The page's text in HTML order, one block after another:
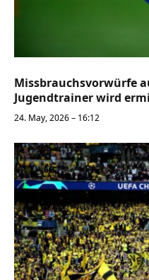
Missbrauchsvorwürfe
Jugendtrainer wird
24. May, 2026 – 16:12